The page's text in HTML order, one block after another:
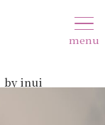
menu
byinui